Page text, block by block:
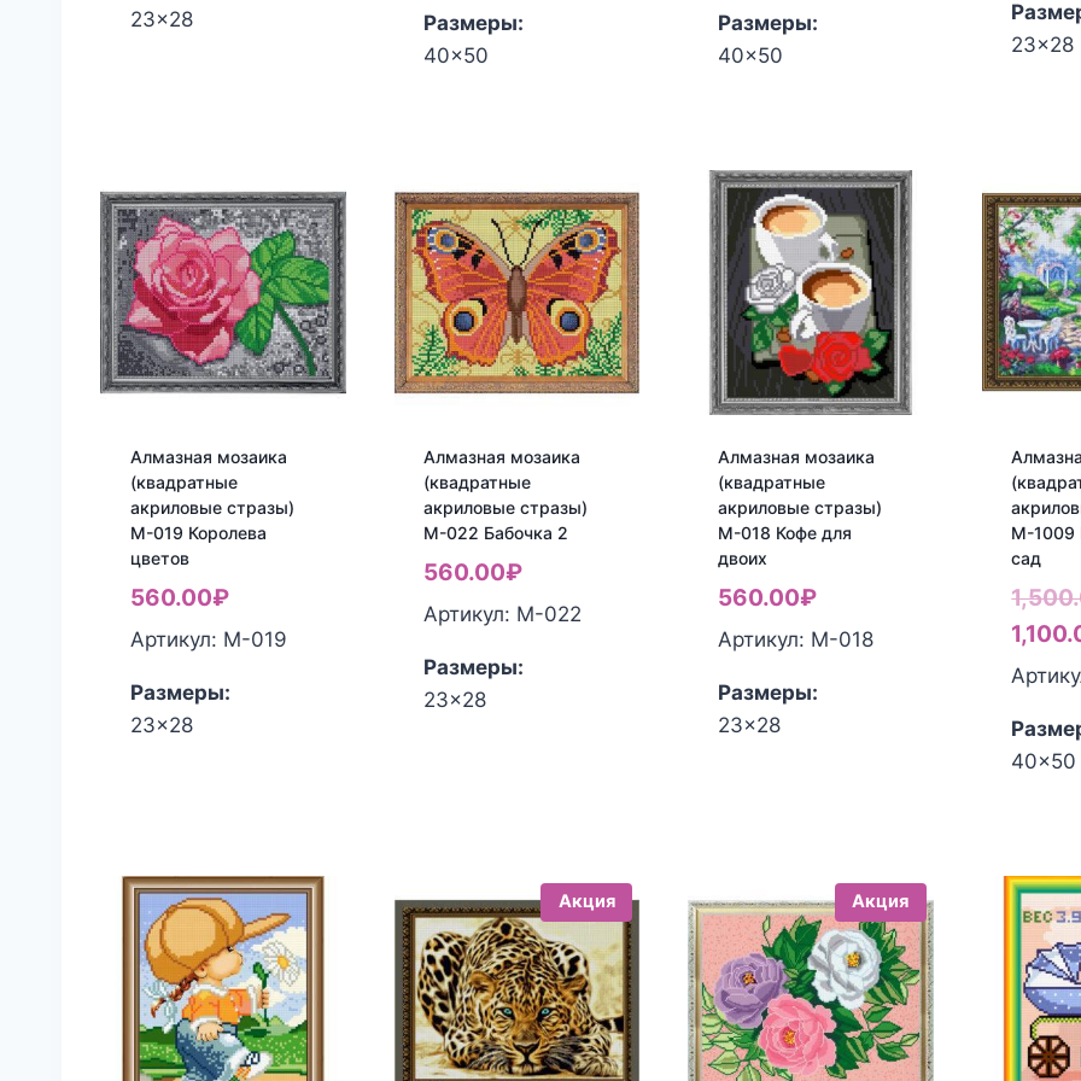
23x28
Размеры:
40x50
Размеры:
40x50
23x28
Алмазная мозаика
(квадратные
акриловые стразы)
М-019 Королева
цветов
560.00₽
Артикул: М-019
Размеры:
23x28
Алмазная мозаика
(квадратные
акриловые стразы)
М-022 Бабочка 2
560.00₽
Артикул: М-022
Размеры:
23x28
Алмазная мозаика
(квадратные
акриловые стразы)
М-018 Кофе для
двоих
560.00₽
Артикул: М-018
Размеры:
23x28
М-1009
сад
40x50
Акция Акция